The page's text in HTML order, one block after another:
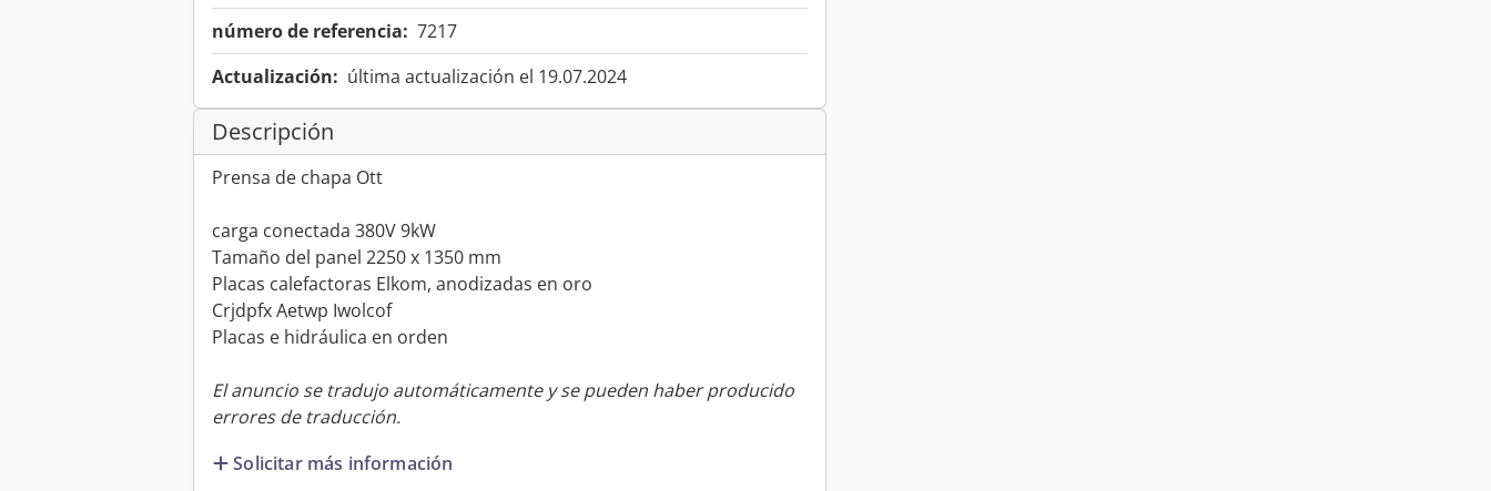
número de referencia: 7217
Actualización: última actualización el 19.07.2024
Descripción
Prensa de chapa Ott
carga conectada 380V 9kW
Tamaño del panel 2250 x 1350 mm
Placas calefactoras Elkom, anodizadas en oro
Crjdpfx Aetwp Iwolcof
Placas e hidráulica en orden
El anuncio se tradujo automáticamente y se pueden haber producido
errores de traducción.
Solicitar más información